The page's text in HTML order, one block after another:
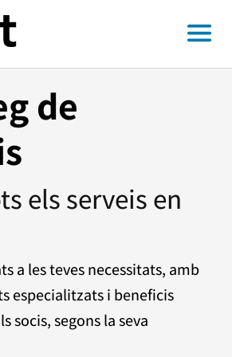
de
els serveis en
a les teves necessitats, amb
especialitzats i beneficis
socis, segons la seva